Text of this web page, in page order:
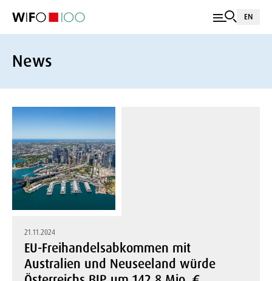
EN
News
21.11.2024
EU-Freihandelsabkommen mit
Australien und Neuseeland würde